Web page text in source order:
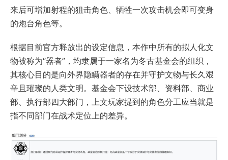
来后可增加射程的狙击角色、牺牲一次攻击机会即可变身
的炮台角色等。
根据目前官方释放出的设定信息，本作中所有的拟人化文
物被称为“器者”，均隶属于一家名为冬古基金会的组织，
其核心目的是向外界隐瞒器者的存在并守护文物与长久艰
辛且璀璨的人类文明。基金会下设技术部、资料部、商业
部、执行部四大部门，上文玩家提到的角色分工应当就是
指不同部门在战术定位上的差异。